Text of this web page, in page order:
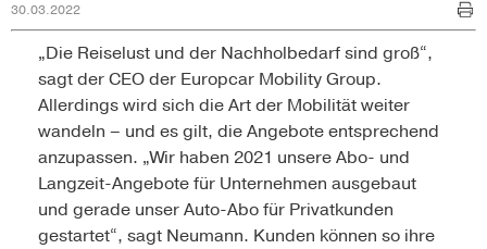
30.03.2022
„Die Reiselust und der Nachholbedarf sind groß“,
sagt der CEO der Europcar Mobility Group.
Allerdings wird sich die Art der Mobilität weiter
wandeln – und es gilt, die Angebote entsprechend
anzupassen. „Wir haben 2021 unsere Abo- und
Langzeit-Angebote für Unternehmen ausgebaut
und gerade unser Auto-Abo für Privatkunden
gestartet“, sagt Neumann. Kunden können so ihre